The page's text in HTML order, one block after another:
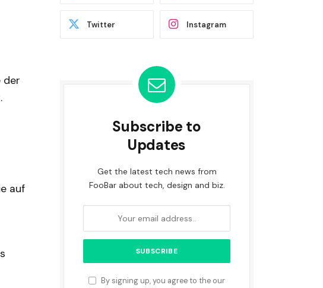
der
auf
Twitter Instagram
Subscribe to
Updates
Get the latest tech news from
FooBar about tech, design and biz.
By signing up, you agree to the our